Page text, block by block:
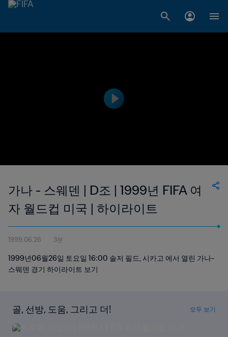
가나 - 스웨덴 | D조 | 1999년 FIFA 여
자 월드컵 미국 | 하이라이트
1999.06.26 3분
1999년06월26일 토요일 16:00 솔저 필드, 시카고 에서 열린 가나-
스웨덴 경기 하이라이트 보기
골, 선방, 도움, 그리고 더! 모두 보기